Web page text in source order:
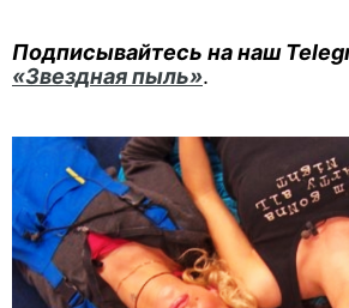
Подписывайтесь на наш
«Звездная пыль».